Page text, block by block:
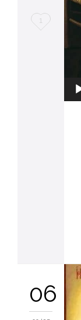
Me
1
06